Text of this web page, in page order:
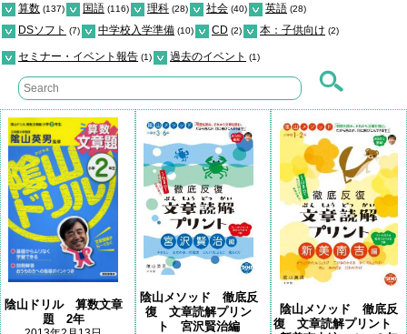
算数 (137) 国語 (116) 理科 (28) 社会 (40) 英語 (28)
DSソフト (7) 中学校入学準備 (10) CD (2) 本：子供向け (2)
セミナー・イベント報告 (1) 過去のイベント (1)
陰山ドリル 算数文章
題 2年
陰山メソッド 徹底反
復 文章読解プリン
ト 宮沢賢治編
陰山メソッド 徹底反
復 文章読解プリント